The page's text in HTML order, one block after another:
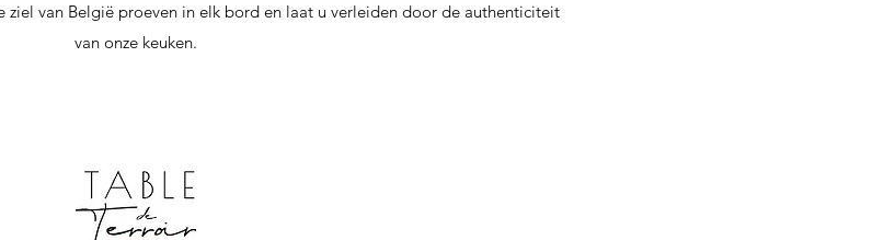
ziel van België proeven in elk bord en laat u verleiden door de authenticiteit
van onze keuken.​